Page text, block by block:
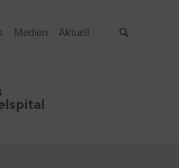
Medien Aktuell